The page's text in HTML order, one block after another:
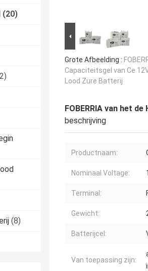
(20)
(8)
Grote Afbeelding :
Capaciteitsgel van Ce
Lood Zure Batterij
FOBERRIA van het
beschrijving
Productnaam:
Nominaal Voltage:
Terminal:
Gewicht:
Batterijcel:
Van toepassing zijn: